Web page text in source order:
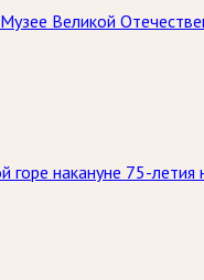
Великой
накануне 75-